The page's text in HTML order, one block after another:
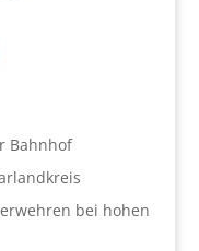
Bahnhof
bei hohen